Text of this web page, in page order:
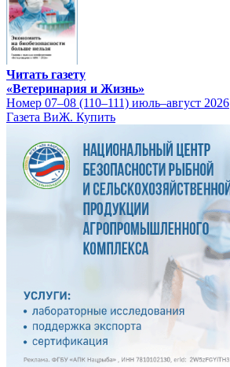
Читать газету
«Ветеринария и Жизнь»
Номер 07–08 (110–111) июль–август 2026
Газета ВиЖ. Купить